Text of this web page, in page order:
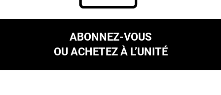
ABONNEZ-VOUS
OU ACHETEZ À L’UNITÉ